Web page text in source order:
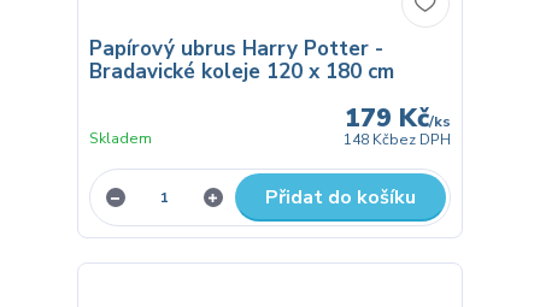
Papírový ubrus Harry Potter -
Bradavické koleje 120 x 180 cm
179 Kč/ks
148 Kčbez DPH
Skladem
Přidat do košíku